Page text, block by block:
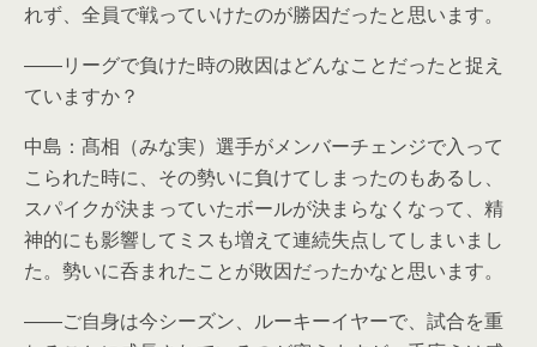
れず、全員で戦っていけたのが勝因だったと思います。
――リーグで負けた時の敗因はどんなことだったと捉え
ていますか？
中島：髙相（みな実）選手がメンバーチェンジで入って
こられた時に、その勢いに負けてしまったのもあるし、
スパイクが決まっていたボールが決まらなくなって、精
神的にも影響してミスも増えて連続失点してしまいまし
た。勢いに呑まれたことが敗因だったかなと思います。
――ご自身は今シーズン、ルーキーイヤーで、試合を重